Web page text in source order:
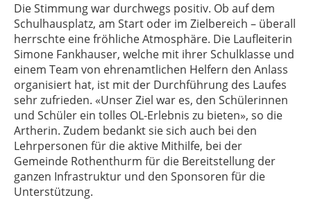
Die Stimmung war durchwegs positiv. Ob auf dem
Schulhausplatz, am Start oder im Zielbereich – überall
herrschte eine fröhliche Atmosphäre. Die Laufleiterin
Simone Fankhauser, welche mit ihrer Schulklasse und
einem Team von ehrenamtlichen Helfern den Anlass
organisiert hat, ist mit der Durchführung des Laufes
sehr zufrieden. «Unser Ziel war es, den Schülerinnen
und Schüler ein tolles OL-Erlebnis zu bieten», so die
Artherin. Zudem bedankt sie sich auch bei den
Lehrpersonen für die aktive Mithilfe, bei der
Gemeinde Rothenthurm für die Bereitstellung der
ganzen Infrastruktur und den Sponsoren für die
Unterstützung.